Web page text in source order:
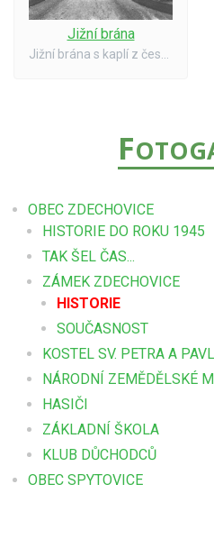
Jižní brána
Jižní brána s kaplí z čestného nádvoří. Stav asi v roce 1945. (foto Státní ústav památkové péče a ochrany přírody v Praze, autor Vladimír Hyhlík)
F
OBEC ZDECHOVICE
HISTORIE DO ROKU 1945
TAK ŠEL ČAS...
ZÁMEK ZDECHOVICE
HISTORIE
SOUČASNOST
KOSTEL SV. PETRA A
NÁRODNÍ ZEMĚDĚLSKÉ
HASIČI
ZÁKLADNÍ ŠKOLA
KLUB DŮCHODCŮ
OBEC SPYTOVICE